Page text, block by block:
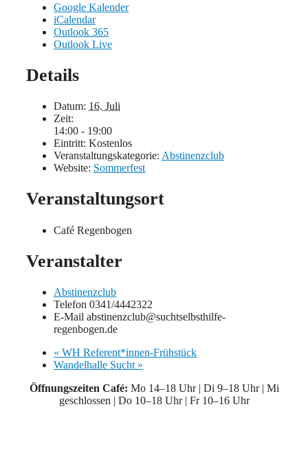
Google Kalender
iCalendar
Outlook 365
Outlook Live
Details
Datum: 16. Juli
Zeit:
14:00 - 19:00
Eintritt: Kostenlos
Veranstaltungskategorie: Abstinenzclub
Website: Sommerfest
Veranstaltungsort
Café Regenbogen
Veranstalter
Abstinenzclub
Telefon 0341/4442322
E-Mail abstinenzclub@suchtselbsthilfe-
regenbogen.de
« WH Referent*innen-Frühstück
Wandelhalle Sucht »
Öffnungszeiten Café: Mo 14–18 Uhr | Di 9–18 Uhr | Mi
geschlossen | Do 10–18 Uhr | Fr 10–16 Uhr